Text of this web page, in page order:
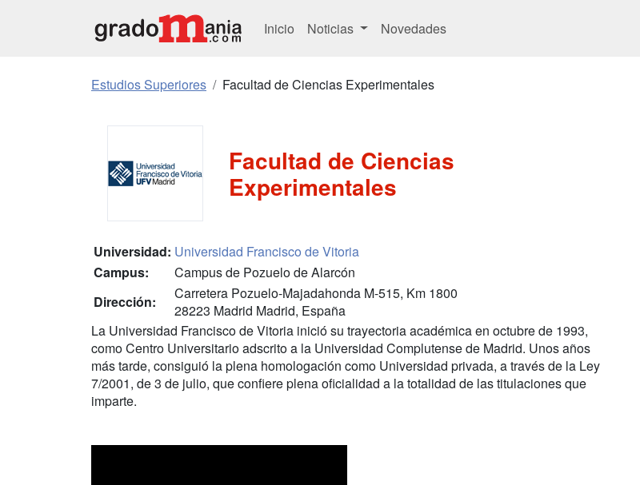
Inicio Noticias Novedades
Estudios Superiores Facultad de Ciencias Experimentales
Facultad de Ciencias
Experimentales
Universidad: Universidad Francisco de Vitoria
Campus:
Campus de Pozuelo de Alarcón
Dirección:
Carretera Pozuelo-Majadahonda M-515, Km 1800
28223 Madrid Madrid, España
La Universidad Francisco de Vitoria inició su trayectoria académica en octubre de 1993,
como Centro Universitario adscrito a la Universidad Complutense de Madrid. Unos años
más tarde, consiguió la plena homologación como Universidad privada, a través de la Ley
7/2001, de 3 de julio, que confiere plena oficialidad a la totalidad de las titulaciones que
imparte.